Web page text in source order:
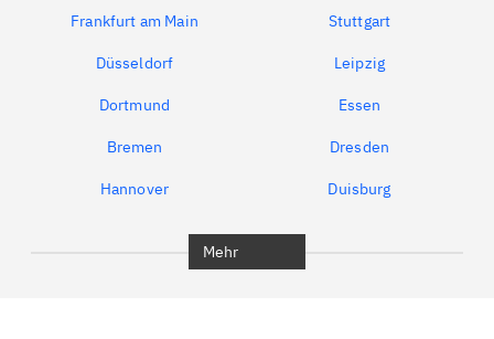
Frankfurt am Main Stuttgart
Düsseldorf Leipzig
Dortmund Essen
Bremen Dresden
Hannover Duisburg
Mehr